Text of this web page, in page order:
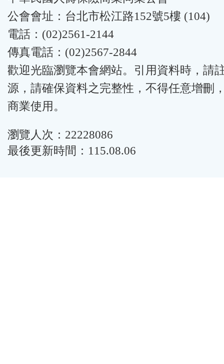
公會會址：台北市松江路152號5樓 (104)
電話：(02)2561-2144
傳真電話：(02)2567-2844
歡迎光臨瀏覽本會網站。引用資料時，請
源，請確保資料之完整性，不得任意增刪
商業使用。
瀏覽人次：22228086
最後更新時間：115.08.06